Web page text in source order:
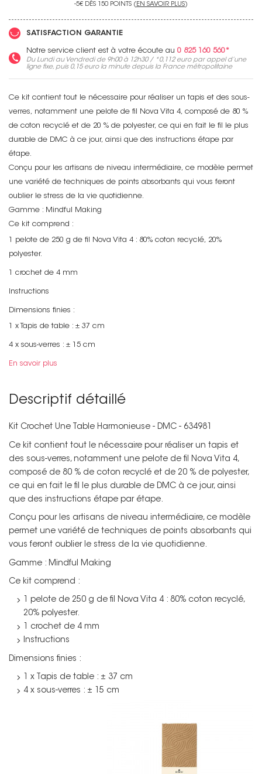
-5€ DÈS 150 POINTS ( EN SAVOIR PLUS)
SATISFACTION GARANTIE
Notre service client est à votre écoute au 0 825 160 560*
Du Lundi au Vendredi de 9h00 à 12h30 / *0,112 europar appel d’une
ligne fixe, puis 0,15 eurola minute depuis la France métropolitaine
Ce kit contient tout le nécessaire pour réaliser un tapis et des sous-
verres, notamment une pelote de fil Nova Vita 4, composé de 80 %
de coton recyclé et de 20 % de polyester, ce qui en fait le fil le plus
durable de DMC à ce jour, ainsi que des instructions étape par
étape.
Conçu pour les artisans de niveau intermédiaire, ce modèle permet
une variété de techniques de points absorbants qui vous feront
oublier le stress de la vie quotidienne.
Gamme : Mindful Making
Ce kit comprend :
1 pelote de 250 g de fil Nova Vita 4 : 80% coton recyclé, 20%
polyester.
1 crochet de 4 mm
Instructions
Dimensions finies :
1 x Tapis de table : ± 37 cm
4 x sous-verres : ± 15 cm
En savoir plus
Descriptif détaillé
Kit Crochet Une Table Harmonieuse - DMC - 634981
Ce kit contient tout le nécessaire pour réaliser un tapis et
des sous-verres, notamment une pelote de fil Nova Vita 4,
composé de 80 % de coton recyclé et de 20 % de polyester,
ce qui en fait le fil le plus durable de DMC à ce jour, ainsi
que des instructions étape par étape.
Conçu pour les artisans de niveau intermédiaire, ce modèle
permet une variété de techniques de points absorbants qui
vous feront oublier le stress de la vie quotidienne.
Gamme : Mindful Making
Ce kit comprend :
1 pelote de 250 g de fil Nova Vita 4 : 80% coton recyclé,
20% polyester.
1 crochet de 4 mm
Instructions
Dimensions finies :
1 x Tapis de table : ± 37 cm
4 x sous-verres : ± 15 cm